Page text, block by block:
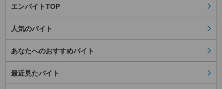
エンバイトTOP
人気のバイト
あなたへのおすすめバイト
最近見たバイト